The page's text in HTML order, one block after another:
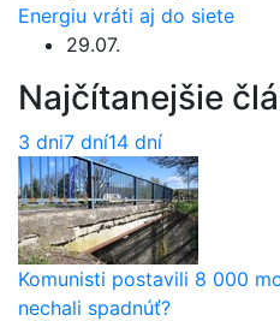
Energiu vráti aj do siete
29.07.
Najčítanejšie
3 dni7 dní14 dní
Komunisti postavili 8 000
nechali spadnúť?